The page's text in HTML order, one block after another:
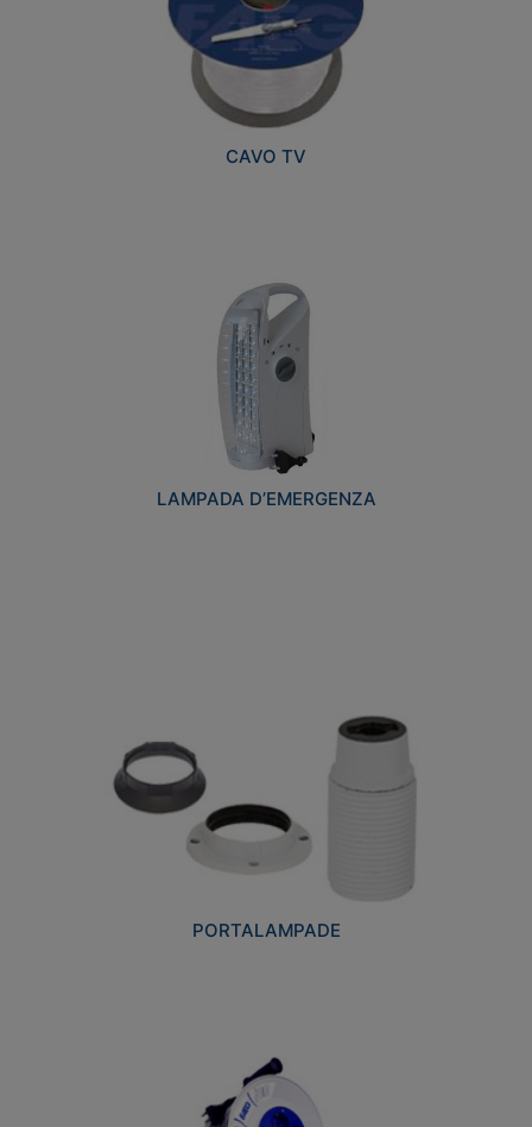
CAVO TV
LAMPADA D’EMERGENZA
PORTALAMPADE